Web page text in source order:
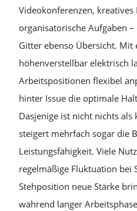
Videokonferenzen, kreatives
organisatorische Aufgaben
Gitter ebenso Übersicht. Mit
höhenverstellbar elektrisch
Arbeitspositionen flexibel
hinter Issue die optimale
Dasjenige ist nicht nichts
steigert mehrfach sogar die
Leistungsfähigkeit. Viele
regelmäßige Fluktuation bei
Stehposition neue Stärke
während langer